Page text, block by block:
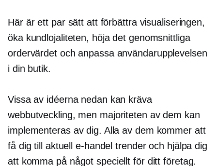
Här är ett par sätt att förbättra visualiseringen,
öka kundlojaliteten, höja det genomsnittliga
ordervärdet och anpassa användarupplevelsen
i din butik.
Vissa av idéerna nedan kan kräva
webbutveckling, men majoriteten av dem kan
implementeras av dig. Alla av dem kommer att
få dig till aktuell e-handel trender och hjälpa dig
att komma på något speciellt för ditt företag.